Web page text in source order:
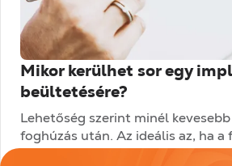
Mikor kerülhet sor egy
beültetésére?
Lehetőség szerint minél
foghúzás után. Az ideális az, ha
és az implantátum beültetése